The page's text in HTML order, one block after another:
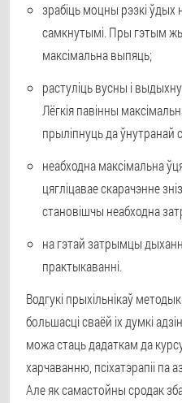
зрабіць моцны рэзкі
самкнутымі. Пры гэтым
максімальна выпяць;
растуліць вусны і
Лёгкія павінны
прыліпнуць да ўнутранай
неабходна максімальна
цягліцавае скарачэнне
становішчы неабходна
на гэтай затрымцы
практыкаванні.
Водгукі прыхільнікаў
большасці сваёй іх думкі
можа стаць дадаткам да
харчаванню, псіхатэрапіі па
Але як самастойны сродак